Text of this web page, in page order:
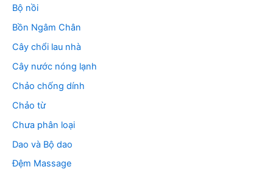
Bộ nồi
Bồn Ngâm Chân
Cây chổi lau nhà
Cây nước nóng lạnh
Chảo chống dính
Chảo từ
Chưa phân loại
Dao và Bộ dao
Đệm Massage